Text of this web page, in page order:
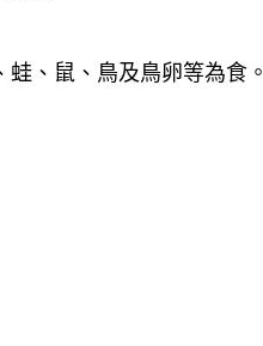
蛙、鼠、鳥及鳥卵等為食。